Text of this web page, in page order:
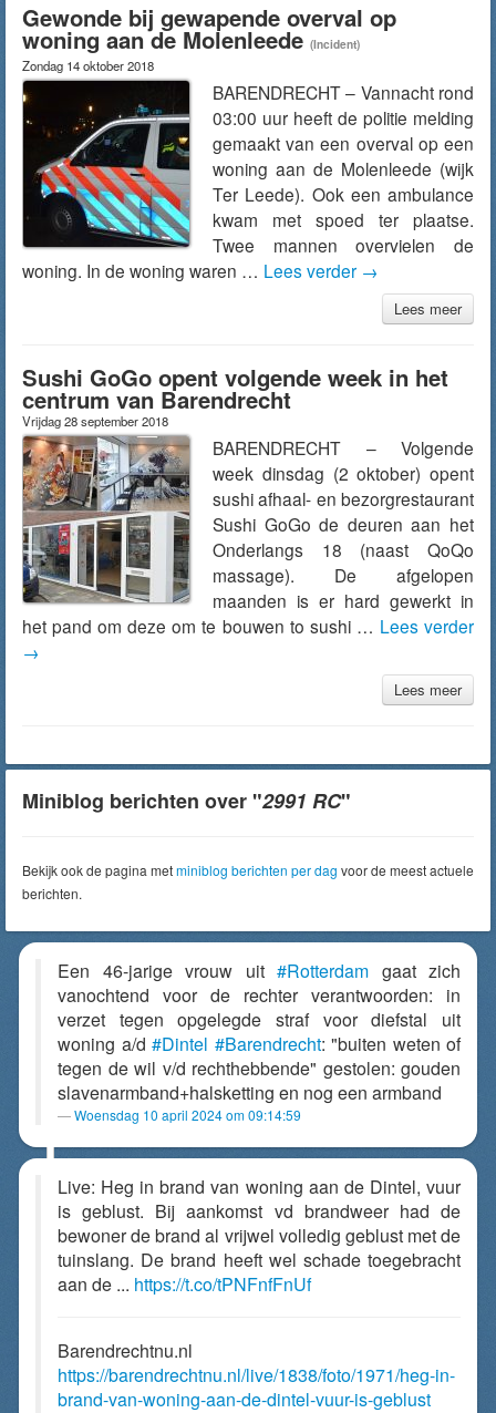
Gewonde bij gewapende overval op
woning aan de Molenleede (Incident)
Zondag 14 oktober 2018
BARENDRECHT – Vannacht rond
03:00 uur heeft de politie melding
gemaakt van een overval op een
woning aan de Molenleede (wijk
Ter Leede). Ook een ambulance
kwam met spoed ter plaatse.
Twee mannen overvielen de
woning. In de woning waren … Lees verder →
Lees meer
Sushi GoGo opent volgende week in het
centrum van Barendrecht
Vrijdag 28 september 2018
BARENDRECHT – Volgende
week dinsdag (2 oktober) opent
sushi afhaal- en bezorgrestaurant
Sushi GoGo de deuren aan het
Onderlangs 18 (naast QoQo
massage). De afgelopen
maanden is er hard gewerkt in
het pand om deze om te bouwen to sushi … Lees verder
→
Lees meer
Miniblog berichten over "2991 RC"
Bekijk ook de pagina metminiblog berichten per dag voor de meest actuele
berichten.
Een 46-jarige vrouw uit #Rotterdam gaat zich
vanochtend voor de rechter verantwoorden: in
verzet tegen opgelegde straf voor diefstal uit
woning a/d #Dintel #Barendrecht: "buiten weten of
tegen de wil v/d rechthebbende" gestolen: gouden
slavenarmband+halsketting en nog een armband
Woensdag 10 april 2024 om 09:14:59
Live: Heg in brand van woning aan de Dintel, vuur
is geblust. Bij aankomst vd brandweer had de
bewoner de brand al vrijwel volledig geblust met de
tuinslang. De brand heeft wel schade toegebracht
aan de ... https://t.co/tPNFnfFnUf
Barendrechtnu.nl
https://barendrechtnu.nl/live/1838/foto/1971/heg-in-
brand-van-woning-aan-de-dintel-vuur-is-geblust